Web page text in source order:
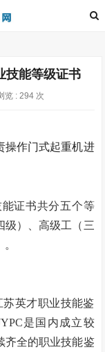
技能等级证书
览 : 294 次
操作门式起重机进
证书共分五个等
级）、高级工（三
英才职业技能鉴
是国内成立较
齐全的职业技能鉴